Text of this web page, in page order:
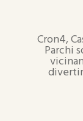
Cron4,
Parchi